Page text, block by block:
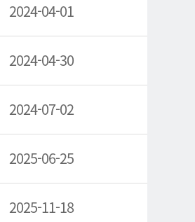
2024-04-01
2024-04-30
2024-07-02
2025-06-25
2025-11-18